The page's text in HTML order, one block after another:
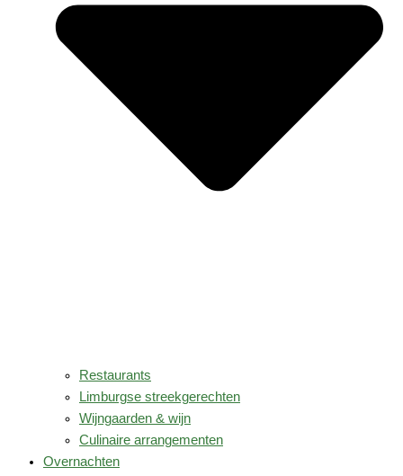
Restaurants
Limburgse streekgerechten
Wijngaarden & wijn
Culinaire arrangementen
Overnachten